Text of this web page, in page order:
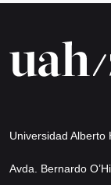
Universidad Alberto
Avda. Bernardo